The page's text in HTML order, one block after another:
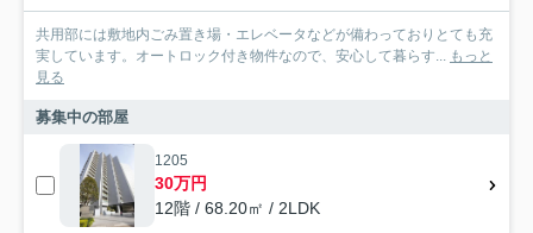
共用部には敷地内ごみ置き場・エレベータなどが備わっておりとても充
実しています。オートロック付き物件なので、安心して暮らす... もっと
見る
募集中の部屋
1205
30万円
12階 / 68.20㎡ / 2LDK